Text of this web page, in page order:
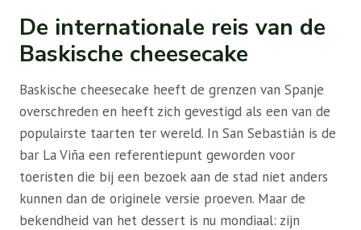
De internationale reis van de
Baskische cheesecake
Baskische cheesecake heeft de grenzen van Spanje
overschreden en heeft zich gevestigd als een van de
populairste taarten ter wereld. In San Sebastián is de
bar La Viña een referentiepunt geworden voor
toeristen die bij een bezoek aan de stad niet anders
kunnen dan de originele versie proeven. Maar de
bekendheid van het dessert is nu mondiaal: zijn